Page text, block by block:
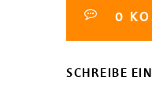
0
SCHREIBE